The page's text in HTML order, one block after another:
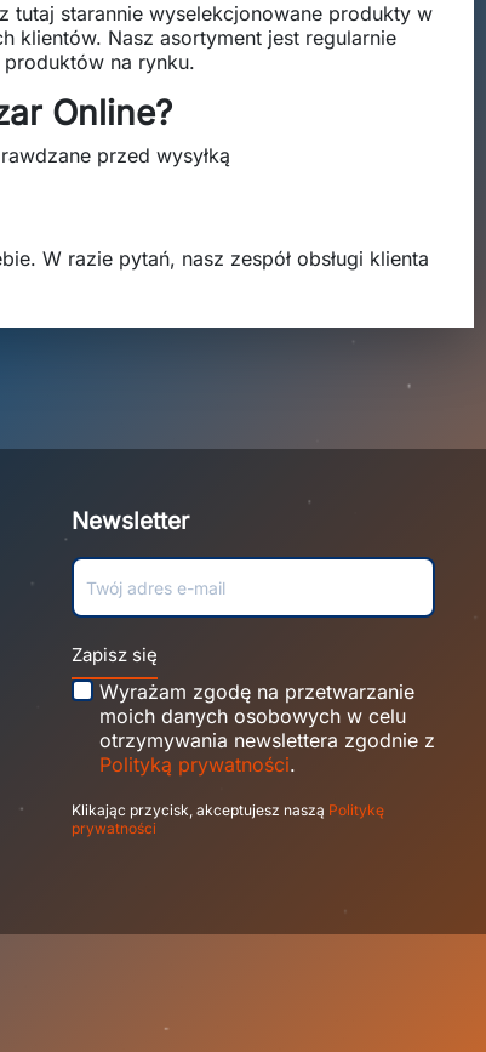
tutaj starannie wyselekcjonowane produkty w
klientów. Nasz asortyment jest regularnie
na rynku.
Online?
przed wysyłką
W razie pytań, nasz zespół obsługi klienta
Newsletter
Zapisz się
Wyrażam zgodę na przetwarzanie
moich danych osobowych w celu
otrzymywania newslettera zgodnie z
Polityką prywatności.
Klikając przycisk, akceptujesz naszą Politykę
prywatności